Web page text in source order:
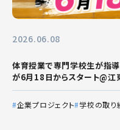
2026.06.08
体育授業で専門学校生が指導
が6月18日からスタート@
企業プロジェクト 学校の取り